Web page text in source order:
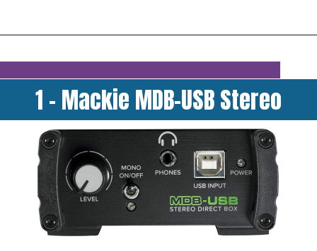
1 - Mackie MDB-USB Stereo